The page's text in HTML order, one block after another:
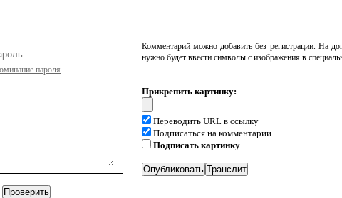
пароля
Комментарий можно добавить без регистрации. На
нужно будет ввести символы с изображения в
Прикрепить картинку:
Переводить URL в ссылку
Подписаться на комментарии
Подписать картинку